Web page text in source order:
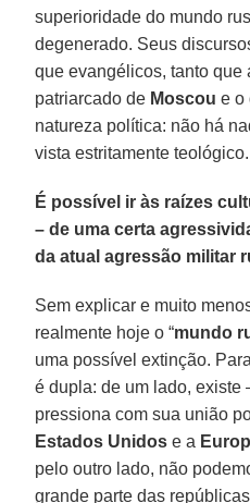
superioridade do mundo
degenerado. Seus
que evangélicos, tanto que
patriarcado de Moscou e o
natureza política: não há
vista estritamente teológico.
É possível ir às raízes
– de uma certa
da atual agressão militar
Sem explicar e muito
realmente hoje o “mundo
uma possível extinção.
é dupla: de um lado, existe
pressiona com sua união
Estados Unidos e a
pelo outro lado, não
grande parte das